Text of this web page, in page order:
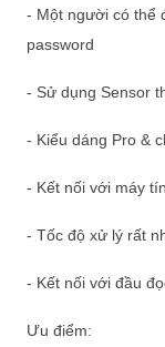
- Một người có thể
password
- Sử dụng Sensor
- Kiểu dáng Pro &
- Kết nối với máy
- Tốc độ xử lý rất
- Kết nối với đầu
Ưu điểm: